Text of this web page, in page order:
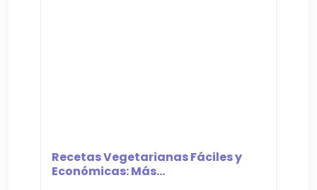
Recetas Vegetarianas Fáciles y
Económicas: Más...